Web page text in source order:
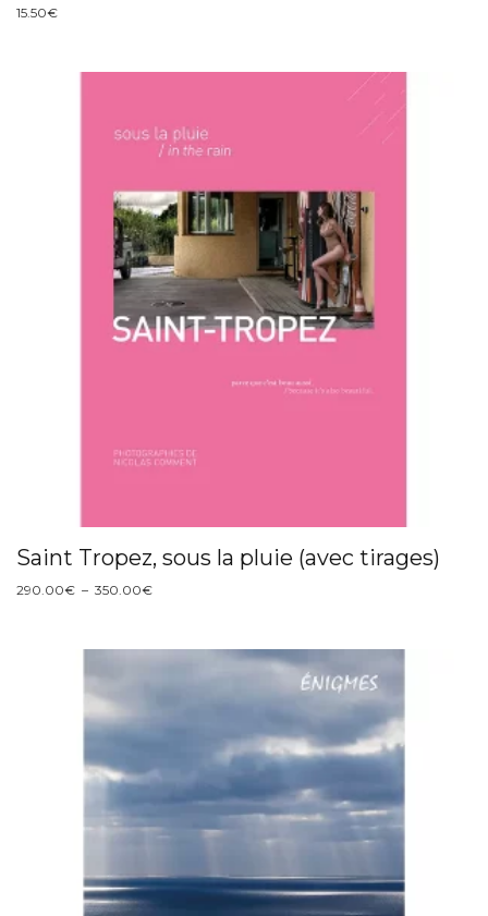
15.50€
Saint Tropez, sous la pluie (avec tirages)
290.00€ – 350.00€Plage
290.00€